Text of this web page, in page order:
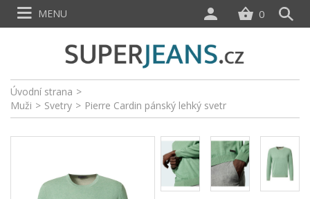
Úvodní strana >
Muži > Svetry > Pierre Cardin pánský lehký svetr
0
MENU